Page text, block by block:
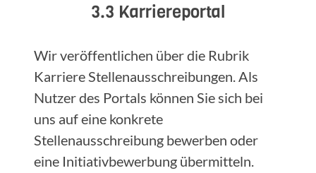
3.3 Karriereportal
Wir veröffentlichen über die Rubrik
Karriere Stellenausschreibungen. Als
Nutzer des Portals können Sie sich bei
uns auf eine konkrete
Stellenausschreibung bewerben oder
eine Initiativbewerbung übermitteln.